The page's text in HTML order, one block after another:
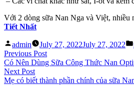
Với 2 dòng sữa Nan Nga và Việt, nhiều
Tiết Nhất
Posted
by
admin July 27, 2022July 27, 2022
Post
navigation
Previous PostPrevious
post:
Có Nên Dùng Sữa Công Thức Nan
Next PostNext
post:
Mẹ có biết thành phần chính của sữa